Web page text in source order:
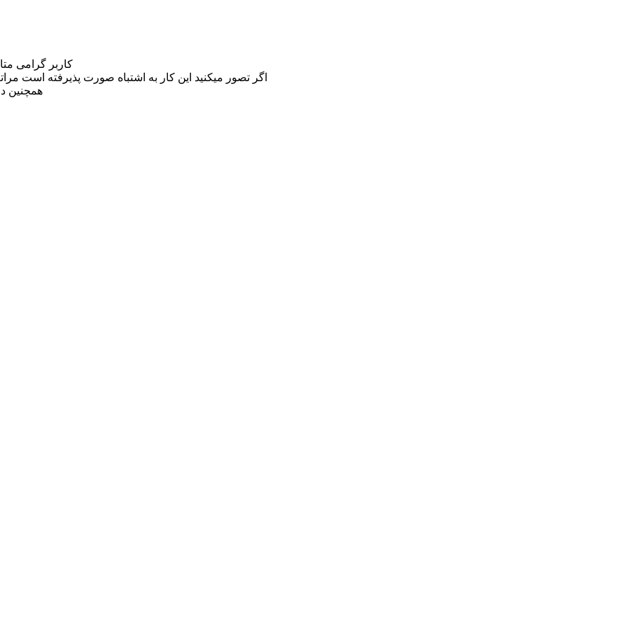
کاربر گرامی
اگر تصور میکنید این کار به اشتباه صورت پذیرفته است مراتب این مسئله را
همچنین